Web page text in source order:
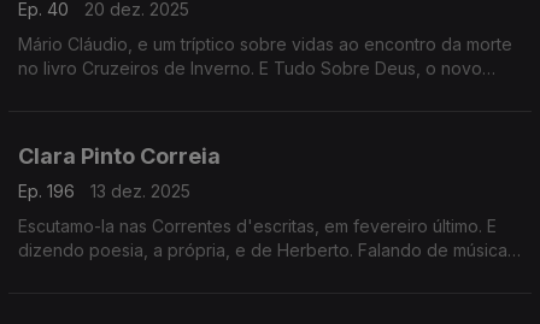
Ep. 40
20 dez. 2025
Mário Cláudio, e um tríptico sobre vidas ao encontro da morte
no livro Cruzeiros de Inverno. E Tudo Sobre Deus, o novo
Clara Pinto Correia
Ep. 196
13 dez. 2025
Escutamo-la nas Correntes d'escritas, em fevereiro último. E
dizendo poesia, a própria, e de Herberto. Falando de músicas